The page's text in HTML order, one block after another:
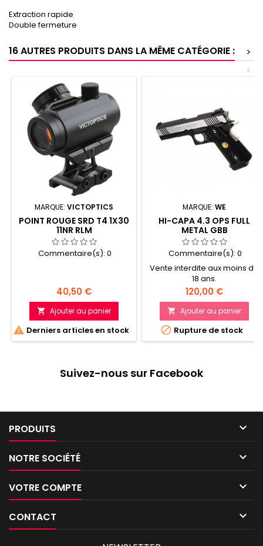
Extraction rapide
Double fermeture
16 AUTRES PRODUITS DANS LA MÊME CATÉGORIE :
>
<
MARQUE: VICTOPTICS
POINT ROUGE SRD T4 1X30
11NR RLM
Commentaire(s): 0
Prix
40,50 €
 Ajouter au panier
 Derniers articles en stock
MARQUE: WE
HI-CAPA 4.3 OPS FULL
METAL GBB
Commentaire(s): 0
Vente interdite aux moins de
18 ans.
Prix
120,00 €
 Ajouter au panier
 Rupture de stock
Suivez-nous sur Facebook
PRODUITS 
NOTRE SOCIÉTÉ 
VOTRE COMPTE 
CONTACT 